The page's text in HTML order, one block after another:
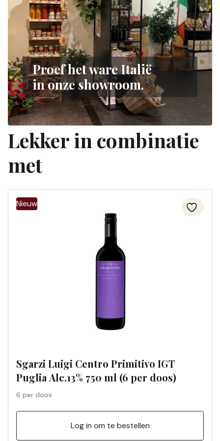
Proef het ware Italië
in onze showroom.
Lekker in combinatie
met
Sgarzi Luigi Centro Primitivo IGT
Puglia Alc.13% 750 ml (6 per doos)
6 per doos
Log in om te bestellen